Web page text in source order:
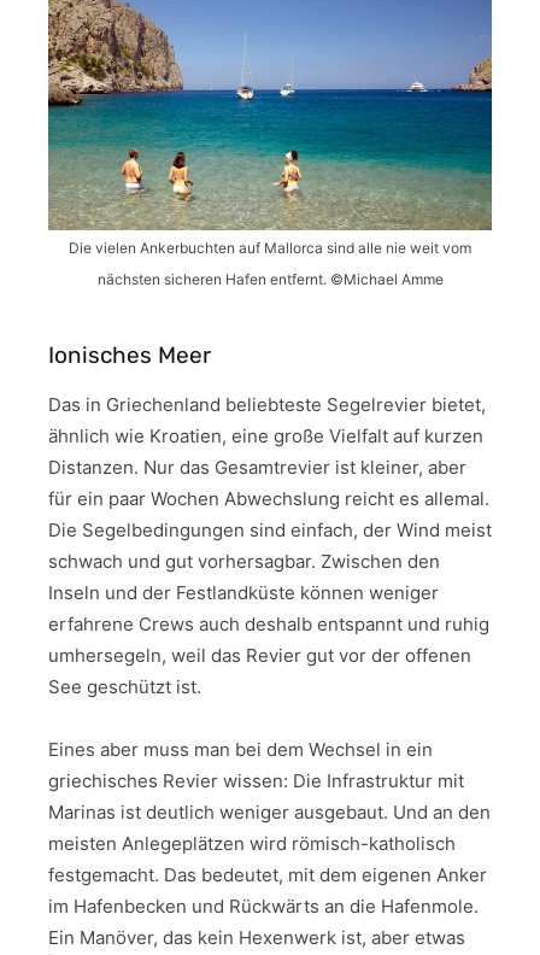
Die vielen Ankerbuchten auf Mallorca sind alle nie weit vom
nächsten sicheren Hafen entfernt. ©Michael Amme
Ionisches Meer
Das in Griechenland beliebteste Segelrevier bietet,
ähnlich wie Kroatien, eine große Vielfalt auf kurzen
Distanzen. Nur das Gesamtrevier ist kleiner, aber
für ein paar Wochen Abwechslung reicht es allemal.
Die Segelbedingungen sind einfach, der Wind meist
schwach und gut vorhersagbar. Zwischen den
Inseln und der Festlandküste können weniger
erfahrene Crews auch deshalb entspannt und ruhig
umhersegeln, weil das Revier gut vor der offenen
See geschützt ist.
Eines aber muss man bei dem Wechsel in ein
griechisches Revier wissen: Die Infrastruktur mit
Marinas ist deutlich weniger ausgebaut. Und an den
meisten Anlegeplätzen wird römisch-katholisch
festgemacht. Das bedeutet, mit dem eigenen Anker
im Hafenbecken und Rückwärts an die Hafenmole.
Ein Manöver, das kein Hexenwerk ist, aber etwas